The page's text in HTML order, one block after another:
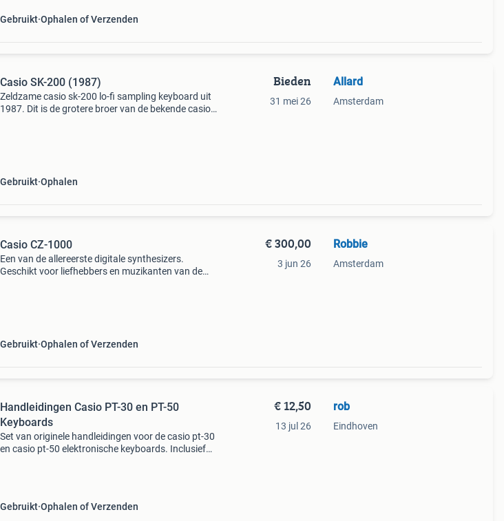
Gebruikt Ophalen of Verzenden
Casio SK-200 (1987)
Zeldzame casio sk-200 lo-fi sampling keyboard uit
1987. Dit is de grotere broer van de bekende casio
Gebruikt Ophalen
Bieden
31 mei 26
Allard
Amsterdam
Casio CZ-1000
Een van de allereerste digitale synthesizers.
Geschikt voor liefhebbers en muzikanten van de
Gebruikt Ophalen of Verzenden
€ 300,00
3 jun 26
Robbie
Amsterdam
Handleidingen Casio PT-30 en PT-50
Keyboards
Set van originele handleidingen voor de casio pt-30
en casio pt-50 elektronische keyboards. Inclusief
Gebruikt Ophalen of Verzenden
€ 12,50
13 jul 26
rob
Eindhoven